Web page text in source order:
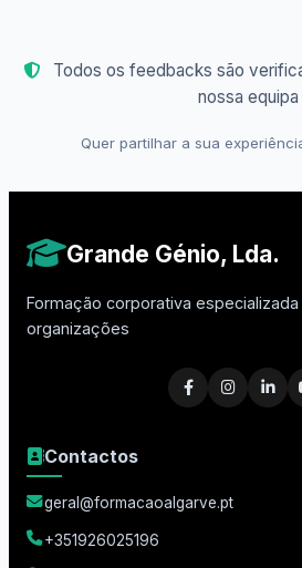
Todos os feedbacks são
nossa equipa
Quer partilhar a sua
Grande Génio, Lda.
Formação corporativa
organizações
Contactos
geral@formacaoalgarve.pt
+351926025196